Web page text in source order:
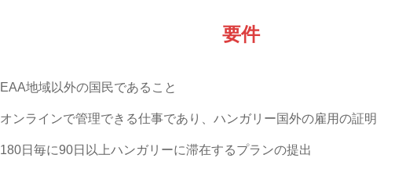
要件
EAA地域以外の国民であること
オンラインで管理できる仕事であり、ハンガリー国外の雇用の証明
180日毎に90日以上ハンガリーに滞在するプランの提出